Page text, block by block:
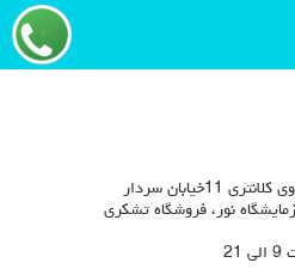
کرج - خیابان بهشتی روبروی کلانتری 11خیابان سردار
نور، فروشگاه تشکری